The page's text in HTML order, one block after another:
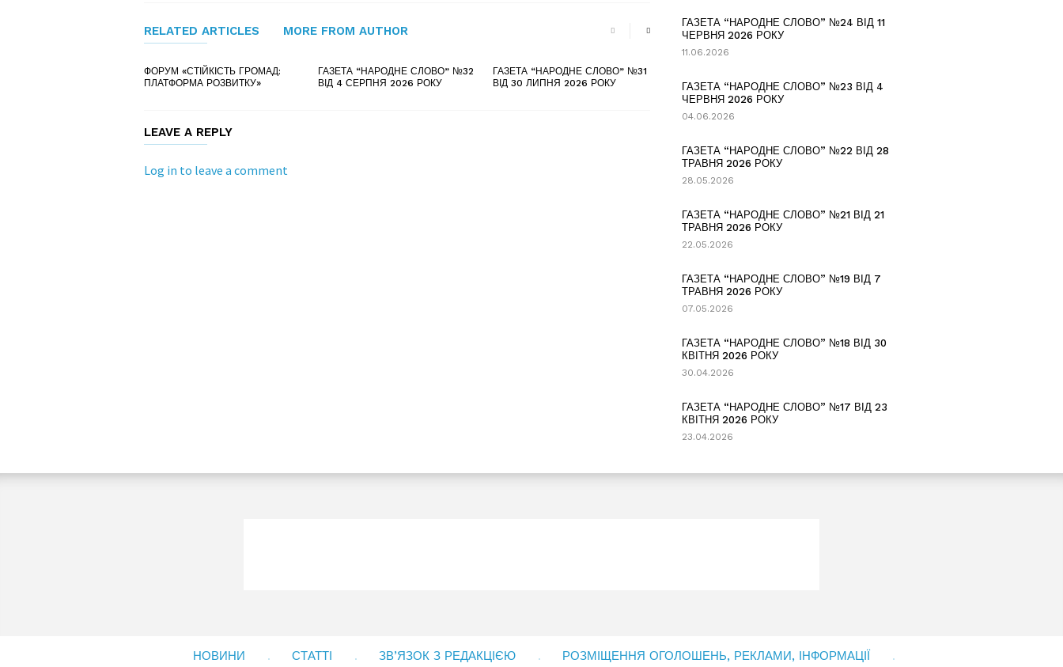
RELATED ARTICLES MORE FROM AUTHOR
ФОРУМ «СТІЙКІСТЬ ГРОМАД:
ПЛАТФОРМА РОЗВИТКУ»
ГАЗЕТА “НАРОДНЕ СЛОВО” №32
ВІД 4 СЕРПНЯ 2026 РОКУ
ГАЗЕТА “НАРОДНЕ СЛОВО” №31
ВІД 30 ЛИПНЯ 2026 РОКУ
LEAVE A REPLY
Log in to leave a comment
ГАЗЕТА “НАРОДНЕ СЛОВО” №24 ВІД 11
ЧЕРВНЯ 2026 РОКУ
11.06.2026
ГАЗЕТА “НАРОДНЕ СЛОВО” №23 ВІД 4
ЧЕРВНЯ 2026 РОКУ
04.06.2026
ГАЗЕТА “НАРОДНЕ СЛОВО” №22 ВІД 28
ТРАВНЯ 2026 РОКУ
28.05.2026
ГАЗЕТА “НАРОДНЕ СЛОВО” №21 ВІД 21
ТРАВНЯ 2026 РОКУ
22.05.2026
ГАЗЕТА “НАРОДНЕ СЛОВО” №19 ВІД 7
ТРАВНЯ 2026 РОКУ
07.05.2026
ГАЗЕТА “НАРОДНЕ СЛОВО” №18 ВІД 30
КВІТНЯ 2026 РОКУ
30.04.2026
ГАЗЕТА “НАРОДНЕ СЛОВО” №17 ВІД 23
КВІТНЯ 2026 РОКУ
23.04.2026
НОВИНИ СТАТТІ ЗВ’ЯЗОК З РЕДАКЦІЄЮ РОЗМІЩЕННЯ ОГОЛОШЕНЬ, РЕКЛАМИ, ІНФОРМАЦІЇ